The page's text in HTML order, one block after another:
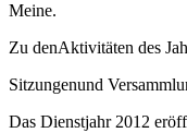
Meine.
Zu denAktivitäten des
Sitzungenund
Das Dienstjahr 2012